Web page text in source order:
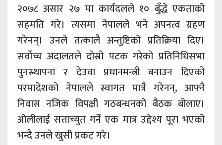
२०७८ असार २७ मा कार्यदलले १० बुँद्धे एकताको
सहमति गरे। त्यसमा नेपालले भने अपनत्व ग्रहण
गरेनन्। उनले तत्कालै अन्तुष्टिको प्रतिक्रिया दिए।
सर्वोच्च अदालतले दोस्रो पटक गरेको प्रतिनिधिसभा
पुनस्र्थापना र देउवा प्रधानमन्त्री बनाउन दिएको
परमादेशको नेपालले स्वागत मात्रै गरेनन्, आफ्नै
निवास नजिक विपक्षी गठबन्धनको बैठक बोलाए।
ओलीलाई सत्ताच्युत गर्ने एक मात्र उद्देश्य पूरा भएको
भन्दै उनले खुसी प्रकट गरे।